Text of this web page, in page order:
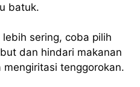
batuk.
sering, coba pilih
dan hindari makanan
tenggorokan.